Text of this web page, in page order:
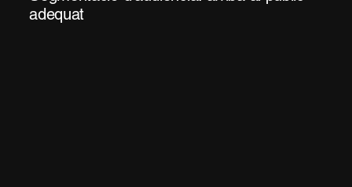
adequat